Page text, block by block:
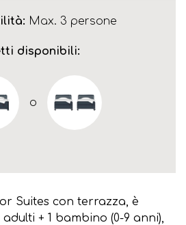
Max. 3 persone
disponibili:
o
Suites con terrazza, è
+ 1 bambino (0-9 anni),